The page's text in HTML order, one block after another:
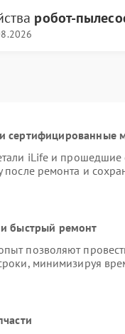
робот-
сертифицированные
iLife и
после ремонта и
и быстрый ремонт
позволяют
минимизируя